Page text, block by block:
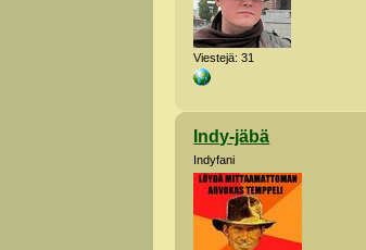
Viestejä: 31
Indy-jäbä
Indyfani